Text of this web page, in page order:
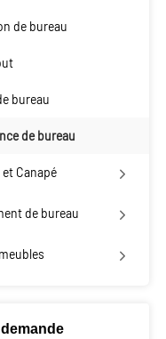
de bureau
bureau
de bureau
Canapé
de bureau